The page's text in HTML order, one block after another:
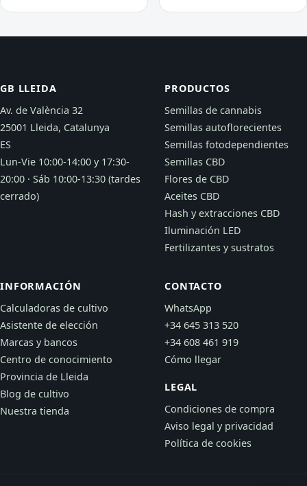
GB LLEIDA
Av. de València 32
25001 Lleida, Catalunya
ES
Lun-Vie 10:00-14:00 y 17:30-
20:00 · Sáb 10:00-13:30 (tardes
cerrado)
PRODUCTOS
Semillas de cannabis
Semillas autoflorecientes
Semillas fotodependientes
Semillas CBD
Flores de CBD
Aceites CBD
Hash y extracciones CBD
Iluminación LED
Fertilizantes y sustratos
INFORMACIÓN
Calculadoras de cultivo
Asistente de elección
Marcas y bancos
Centro de conocimiento
Provincia de Lleida
Blog de cultivo
Nuestra tienda
CONTACTO
WhatsApp
+34 645 313 520
+34 608 461 919
Cómo llegar
LEGAL
Condiciones de compra
Aviso legal y privacidad
Política de cookies